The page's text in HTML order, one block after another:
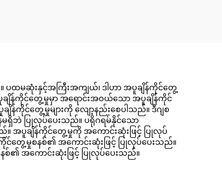
ထမဆုံးနှင့်အကြီးအကျယ်၊ ဒါဟာ အပူချိန်ကိုင်တွေ့
ျိန်ကိုင်တွေ့မှုမှာ အရောင်းအဝယ်သော အပူချိန်ကိုင်
ကိုင်တွေ့မှုများကို လျော့နည်းစေပါသည်။ ဒီဂျစ
ဘဲ ပြုလုပ်ပေးသည်။ ပရိုဂရမ်နိုင်သော
ည်။ အပူချိန်ကိုင်တွေ့မှုကို အကောင်းဆုံးဖြင့် ပြုလုပ်
တွေ့မှုစနစ်၏ အကောင်းဆုံးဖြင့် ပြုလုပ်ပေးသည်။
၏ အကောင်းဆုံးဖြင့် ပြုလုပ်ပေးသည်။